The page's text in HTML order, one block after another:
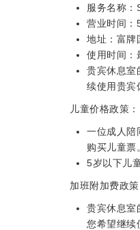
服务名称
营业时间：
地址：富牌
使用时间：
贵宾休息室
续使用贵宾
儿童价格政策：
一位成人陪
购买儿童票。
5岁以下儿
加班附加费政策
贵宾休息室
您希望继续